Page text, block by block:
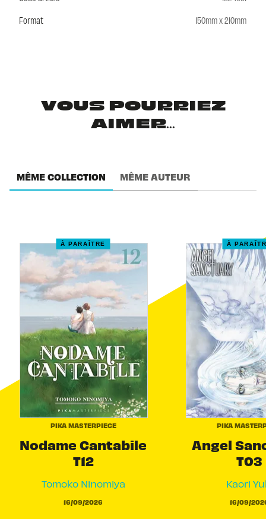
Format
150mm x 210mm
VOUS POURRIEZ
AIMER...
MÊME COLLECTION MÊME AUTEUR
À PARAÎTRE
PIKA MASTERPIECE
Nodame Cantabile
T12
Tomoko Ninomiya
16/09/2026
À
PIKA
Angel
T03
Kaori
16/09/